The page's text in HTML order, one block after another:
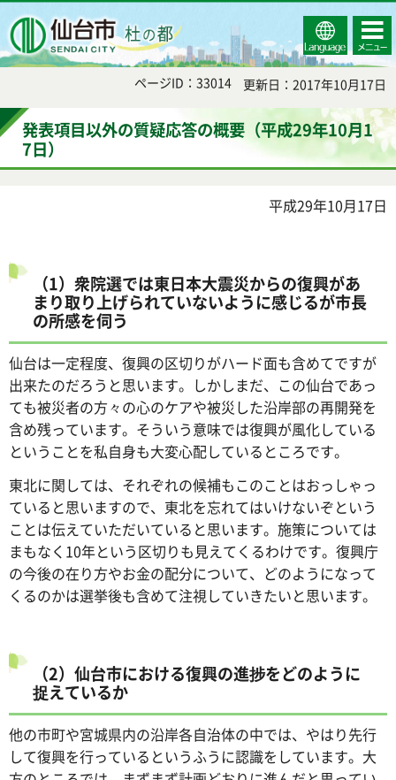
Select
Language
コンテ
ンツメ
ニュー
ページID：33014 更新日：2017年10月17日
発表項目以外の質疑応答の概要（平成29年10月1
7日）
平成29年10月17日
（1）衆院選では東日本大震災からの復興があ
まり取り上げられていないように感じるが市長
の所感を伺う
仙台は一定程度、復興の区切りがハード面も含めてですが
出来たのだろうと思います。しかしまだ、この仙台であっ
ても被災者の方々の心のケアや被災した沿岸部の再開発を
含め残っています。そういう意味では復興が風化している
ということを私自身も大変心配しているところです。
東北に関しては、それぞれの候補もこのことはおっしゃっ
ていると思いますので、東北を忘れてはいけないぞという
ことは伝えていただいていると思います。施策については
まもなく10年という区切りも見えてくるわけです。復興庁
の今後の在り方やお金の配分について、どのようになって
くるのかは選挙後も含めて注視していきたいと思います。
（2）仙台市における復興の進捗をどのように
捉えているか
他の市町や宮城県内の沿岸各自治体の中では、やはり先行
して復興を行っているというふうに認識をしています。大